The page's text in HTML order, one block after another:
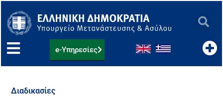
στο
περιεχόμενο
e-Υπηρεσίες
Διαδικασίες